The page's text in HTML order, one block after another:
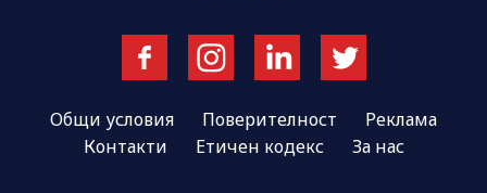
Общи условия Поверителност
Реклама
Контакти
Етичен кодекс За нас